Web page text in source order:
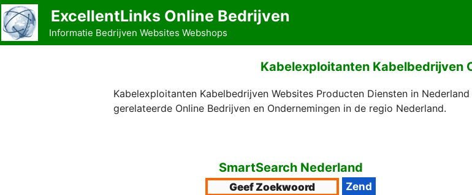
Ga
naar
de
ExcellentLinks Online Bedrijven
Informatie Bedrijven Websites Webshops
Kabelexploitanten Kabelbedrijven
Kabelexploitanten Kabelbedrijven Websites Producten Diensten in
gerelateerde Online Bedrijven en Ondernemingen in de regio Nederland.
SmartSearch Nederland